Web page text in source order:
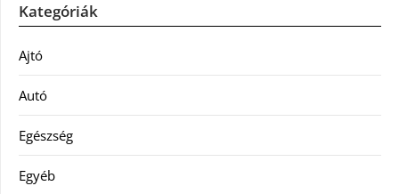
Kategóriák
Ajtó
Autó
Egészség
Egyéb